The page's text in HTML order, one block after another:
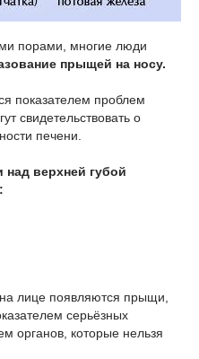
порами, многие люди
прыщей на носу.
показателем проблем
свидетельствовать о
печени.
верхней губой
лице появляются прыщи,
серьёзных
органов, которые нельзя